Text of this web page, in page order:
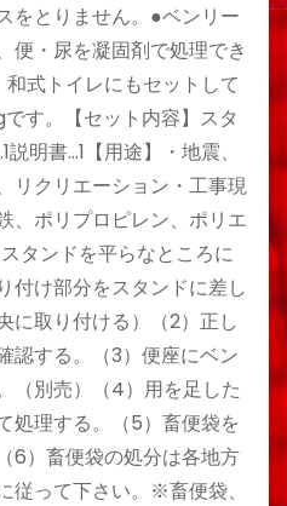
をとりません。●ベンリー
便・尿を凝固剤で処理でき
式トイレにもセットして
す。【セット内容】スタ
明書…1【用途】・地震、
リクリエーション・工事現
、ポリプロピレン、ポリエ
タンドを平らなところに
付け部分をスタンドに差し
に取り付ける）（2）正し
認する。（3）便座にベン
（別売）（4）用を足した
処理する。（5）畜便袋を
6）畜便袋の処分は各地方
従って下さい。※畜便袋、